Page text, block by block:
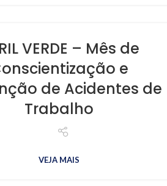
VERDE – Mês de
e
de Acidentes de
Trabalho
VEJA MAIS